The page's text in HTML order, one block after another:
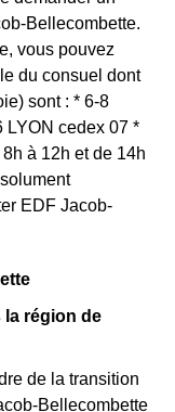
Bellecombette.
vous pouvez
du consuel dont
sont : * 6-8
cedex 07 *
à 12h et de 14h
EDF Jacob-
la région de
de la transition
Bellecombette